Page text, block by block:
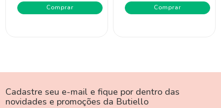
Cadastre seu e-mail e fique por dentro das
novidades e promoções da Butiello